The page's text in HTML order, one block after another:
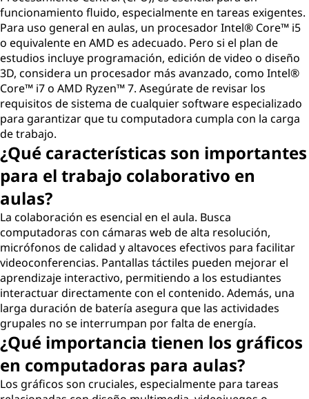
funcionamiento fluido, especialmente en tareas exigentes.
Para uso general en aulas, un procesador Intel® Core™ i5
o equivalente en AMD es adecuado. Pero si el plan de
estudios incluye programación, edición de video o diseño
3D, considera un procesador más avanzado, como Intel®
Core™ i7 o AMD Ryzen™ 7. Asegúrate de revisar los
requisitos de sistema de cualquier software especializado
para garantizar que tu computadora cumpla con la carga
de trabajo.
¿Qué características son importantes
para el trabajo colaborativo en
aulas?
La colaboración es esencial en el aula. Busca
computadoras con cámaras web de alta resolución,
micrófonos de calidad y altavoces efectivos para facilitar
videoconferencias. Pantallas táctiles pueden mejorar el
aprendizaje interactivo, permitiendo a los estudiantes
interactuar directamente con el contenido. Además, una
larga duración de batería asegura que las actividades
grupales no se interrumpan por falta de energía.
¿Qué importancia tienen los gráficos
en computadoras para aulas?
Los gráficos son cruciales, especialmente para tareas